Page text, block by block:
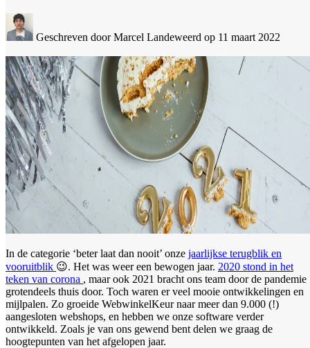
Geschreven door Marcel Landeweerd op 11 maart 2022
In de categorie ‘beter laat dan nooit’ onze jaarlijkse terugblik en
vooruitblik 😉. Het was weer een bewogen jaar. 2020 stond in het
teken van corona , maar ook 2021 bracht ons team door de pandemie
grotendeels thuis door. Toch waren er veel mooie ontwikkelingen en
mijlpalen. Zo groeide WebwinkelKeur naar meer dan 9.000 (!)
aangesloten webshops, en hebben we onze software verder
ontwikkeld. Zoals je van ons gewend bent delen we graag de
hoogtepunten van het afgelopen jaar.